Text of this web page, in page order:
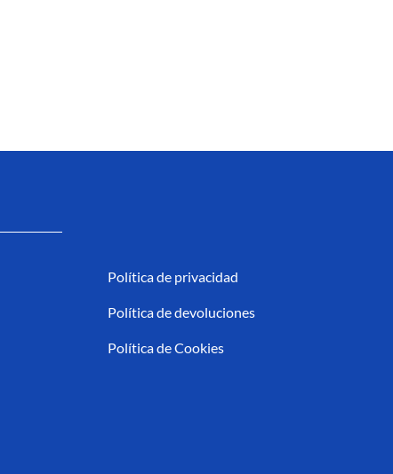
Política de privacidad
Política de devoluciones
Política de Cookies